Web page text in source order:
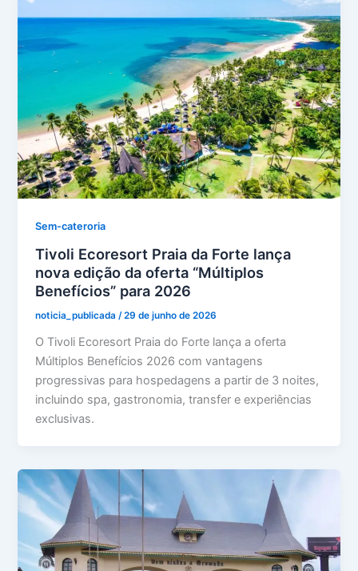
Sem-cateroria
Tivoli Ecoresort Praia da Forte lança
nova edição da oferta “Múltiplos
Benefícios” para 2026
noticia_publicada/29 de junho de 2026
O Tivoli Ecoresort Praia do Forte lança a oferta
Múltiplos Benefícios 2026 com vantagens
progressivas para hospedagens a partir de 3 noites,
incluindo spa, gastronomia, transfer e experiências
exclusivas.